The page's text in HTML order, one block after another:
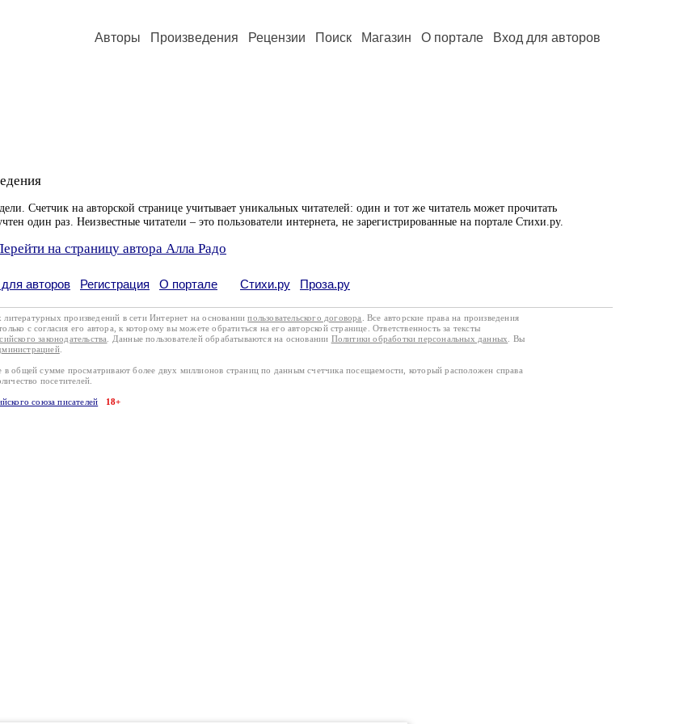
Авторы Произведения Рецензии Поиск Магазин О портале Вход для авторов
Счетчик на авторской странице учитывает уникальных читателей: один и тот же читатель может прочитать
один раз. Неизвестные читатели – это пользователи интернета, не зарегистрированные на портале Стихи.ру.
на страницу автора Алла Радо
авторов Регистрация О портале Стихи.ру Проза.ру
произведений в сети Интернет на основаниипользовательского договора
. Все авторские права на произведения
с согласия его автора, к которому вы можете обратиться на его авторской странице. Ответственность за тексты
законодательства . Данные пользователей обрабатываются на основании Политики обработки персональных данных
. Вы
.
общей сумме просматривают более двух миллионов страниц по данным счетчика посещаемости, который расположен справа
посетителей.
союза писателей 18+